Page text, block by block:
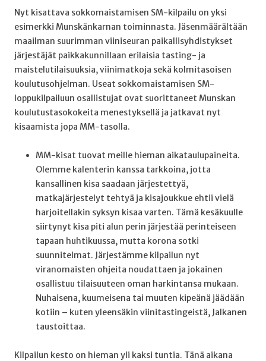
Nyt kisattava sokkomaistamisen SM-kilpailu on yksi
esimerkki Munskänkarnan toiminnasta. Jäsenmäärältään
maailman suurimman viiniseuran paikallisyhdistykset
järjestäjät paikkakunnillaan erilaisia tasting- ja
maistelutilaisuuksia, viinimatkoja sekä kolmitasoisen
koulutusohjelman. Useat sokkomaistamisen SM-
loppukilpailuun osallistujat ovat suorittaneet Munskan
koulutustasokokeita menestyksellä ja jatkavat nyt
kisaamista jopa MM-tasolla.
MM-kisat tuovat meille hieman aikataulupaineita.
Olemme kalenterin kanssa tarkkoina, jotta
kansallinen kisa saadaan järjestettyä,
matkajärjestelyt tehtyä ja kisajoukkue ehtii vielä
harjoitellakin syksyn kisaa varten. Tämä kesäkuulle
siirtynyt kisa piti alun perin järjestää perinteiseen
tapaan huhtikuussa, mutta korona sotki
suunnitelmat. Järjestämme kilpailun nyt
viranomaisten ohjeita noudattaen ja jokainen
osallistuu tilaisuuteen oman harkintansa mukaan.
Nuhaisena, kuumeisena tai muuten kipeänä jäädään
kotiin – kuten yleensäkin viinitastingeistä, Jalkanen
taustoittaa.
Kilpailun kesto on hieman yli kaksi tuntia. Tänä aikana